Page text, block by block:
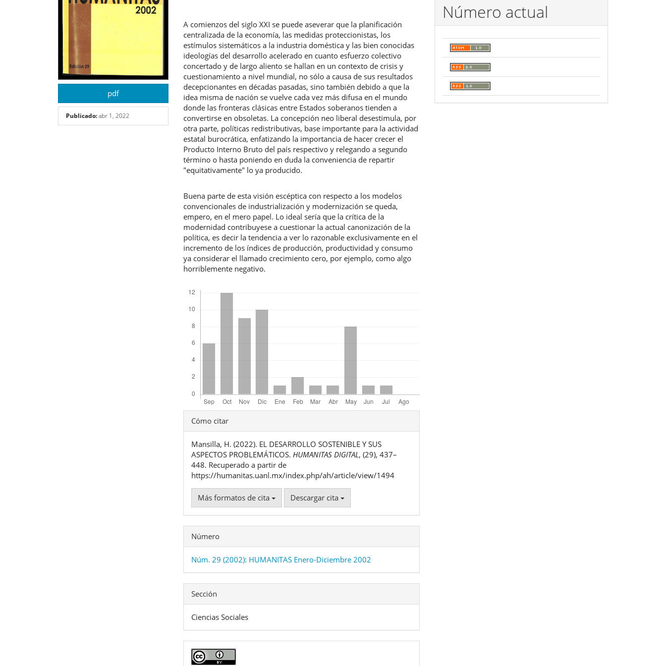
pdf
Publicado:abr 1, 2022
A comienzos del siglo XXI se puede aseverar que la planificación
centralizada de la economía, las medidas proteccionistas, los
estímulos sistemáticos a la industria doméstica y las bien conocidas
ideologías del desarrollo acelerado en cuanto esfuerzo colectivo
concertado y de largo aliento se hallan en un contexto de crisis y
cuestionamiento a nivel mundial, no sólo a causa de sus resultados
decepcionantes en décadas pasadas, sino también debido a que la
idea misma de nación se vuelve cada vez más difusa en el mundo
donde las fronteras clásicas entre Estados soberanos tienden a
convertirse en obsoletas. La concepción neo liberal desestimula, por
otra parte, políticas redistributivas, base importante para la actividad
estatal burocrática, enfatizando la importancia de hacer crecer el
Producto Interno Bruto del país respectivo y relegando a segundo
término o hasta poniendo en duda la conveniencia de repartir
"equitativamente" lo ya producido.
Buena parte de esta visión escéptica con respecto a los modelos
convencionales de industrialización y modernización se queda,
empero, en el mero papel. Lo ideal sería que la crítica de la
modernidad contribuyese a cuestionar la actual canonización de la
política, es decir la tendencia a ver lo razonable exclusivamente en el
incremento de los índices de producción, productividad y consumo
ya considerar el llamado crecimiento cero, por ejemplo, como algo
horriblemente negativo.
Detalles
del
artículo
Cómo citar
Mansilla, H. (2022). EL DESARROLLO SOSTENIBLE Y SUS
ASPECTOS PROBLEMÁTICOS. HUMANITAS DIGITAL, (29), 437–
448. Recuperado a partir de
https://humanitas.uanl.mx/index.php/ah/article/view/1494
Más formatos de cita Descargar cita
Número
Núm. 29 (2002): HUMANITAS Enero-Diciembre 2002
Sección
Ciencias Sociales
Número actual